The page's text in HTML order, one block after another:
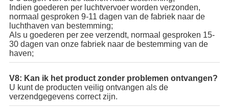
Indien goederen per luchtvervoer worden verzonden,
normaal gesproken 9-11 dagen van de fabriek naar de
luchthaven van bestemming;
Als u goederen per zee verzendt, normaal gesproken 15-
30 dagen van onze fabriek naar de bestemming van de
haven;
V8: Kan ik het product zonder problemen ontvangen?
U kunt de producten veilig ontvangen als de
verzendgegevens correct zijn.